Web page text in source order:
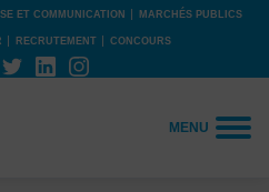
ET COMMUNICATION MARCHÉS PUBLICS
RECRUTEMENT CONCOURS
MENU